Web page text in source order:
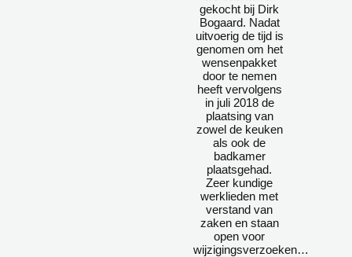
gekocht bij Dirk
Bogaard. Nadat
uitvoerig de tijd is
genomen om het
wensenpakket
door te nemen
heeft vervolgens
in juli 2018 de
plaatsing van
zowel de keuken
als ook de
badkamer
plaatsgehad.
Zeer kundige
werklieden met
verstand van
zaken en staan
open voor
wijzigingsverzoeken…